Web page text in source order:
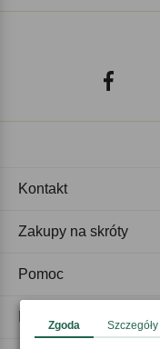
Kontakt
Zakupy na skróty
Pomoc
Zgoda Szczegóły